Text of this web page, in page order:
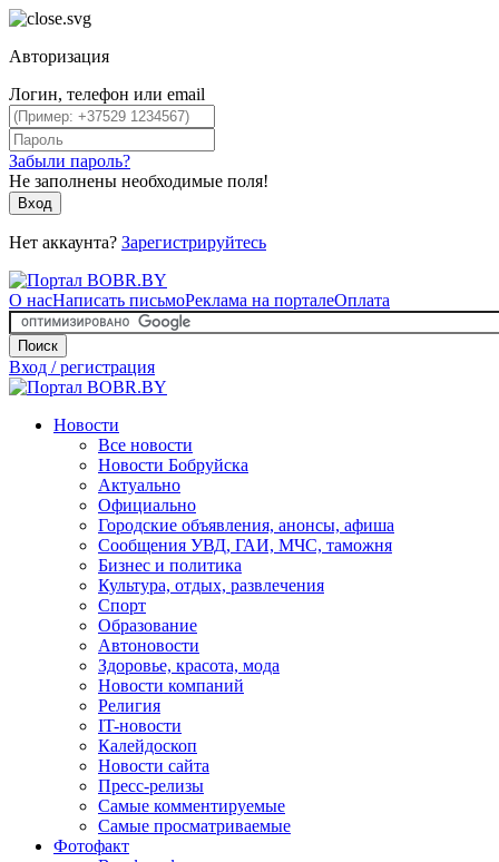
Авторизация
Логин, телефон или email
Забыли пароль?
Не заполнены необходимые поля!
Вход
Нет аккаунта? Зарегистрируйтесь
О насНаписать письмоРеклама на порталеОплата
Поиск
Вход / регистрация
Новости
Все новости
Новости Бобруйска
Актуально
Официально
Городские объявления, анонсы, афиша
Сообщения УВД, ГАИ, МЧС, таможня
Бизнес и политика
Культура, отдых, развлечения
Спорт
Образование
Автоновости
Здоровье, красота, мода
Новости компаний
Религия
IT-новости
Калейдоскоп
Новости сайта
Пресс-релизы
Самые комментируемые
Самые просматриваемые
Фотофакт